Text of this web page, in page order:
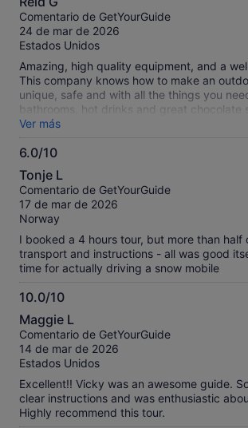
sobre
10
Comentario de GetYourGuide
24 de mar de 2026
Estados Unidos
Amazing, high quality equipment, and a
This company knows how to make an
unique, safe and with all the things you
bathrooms, hot drinks and great chocolate
where we were taken way up onto a glacier
mountains will be stored in my memory .
Ver más
6.0/10
6.0
sobre
10
Tonje L
Comentario de GetYourGuide
17 de mar de 2026
Norway
I booked a 4 hours tour, but more than half
transport and instructions - all was good
time for actually driving a snow mobile
10.0/10
10.0
sobre
10
Maggie L
Comentario de GetYourGuide
14 de mar de 2026
Estados Unidos
Excellent!! Vicky was an awesome guide.
clear instructions and was enthusiastic
Highly recommend this tour.